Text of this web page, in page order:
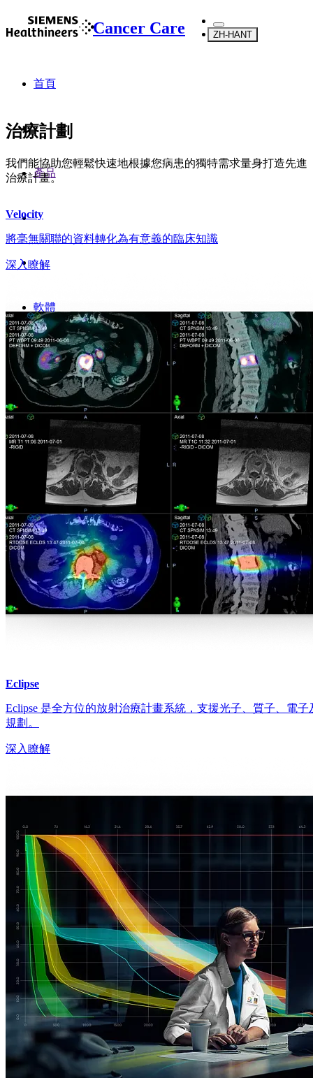
Cancer Care ZH-HANT
首頁
產品
軟體
軟體治療計劃
治療計劃
我們能協助您輕鬆快速地根據您病患的獨特需求量身打造先進
治療計畫。
Velocity
將毫無關聯的資料轉化為有意義的臨床知識
深入瞭解
Eclipse
Eclipse 是全方位的放射治療計畫系統，支援光子、質子、電
規劃。
深入瞭解